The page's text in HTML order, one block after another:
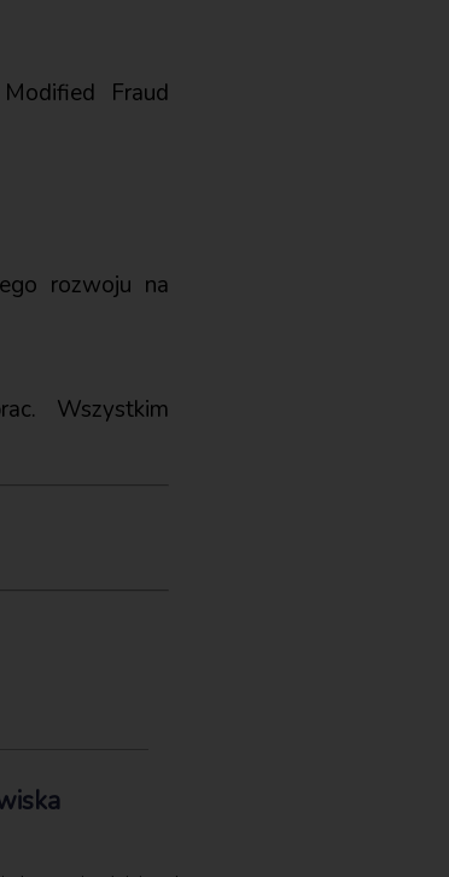
Fraud
rozwoju na
Wszystkim